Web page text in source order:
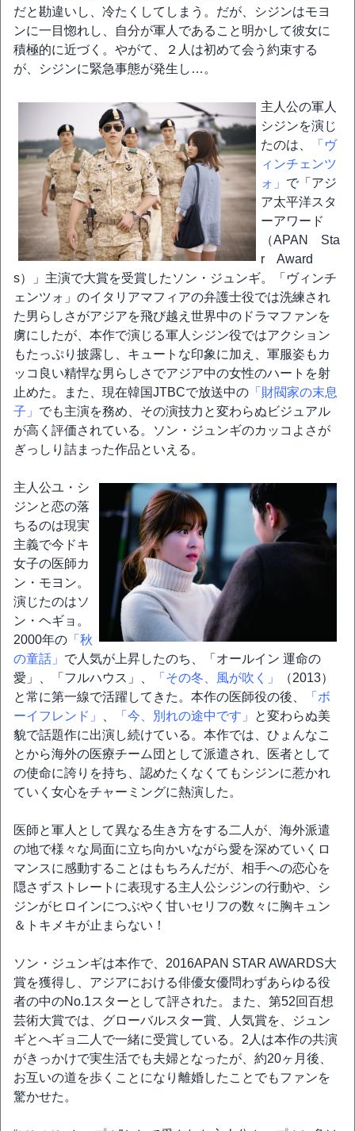
だと勘違いし、冷たくしてしまう。だが、シジンはモヨ
ンに一目惚れし、自分が軍人であること明かして彼女に
積極的に近づく。やがて、２人は初めて会う約束する
が、シジンに緊急事態が発生し…。
主人公の軍人
シジンを演じ
たのは、
「ヴ
ィンチェンツ
ォ」 で「アジ
ア太平洋スタ
ーアワード
（APAN Sta
r Award
s）」主演で大賞を受賞したソン・ジュンギ。「ヴィンチ
ェンツォ」のイタリアマフィアの弁護士役では洗練され
た男らしさがアジアを飛び越え世界中のドラマファンを
虜にしたが、本作で演じる軍人シジン役ではアクション
もたっぷり披露し、キュートな印象に加え、軍服姿もカ
ッコ良い精悍な男らしさでアジア中の女性のハートを射
止めた。また、現在韓国JTBCで放送中の 「財閥家の末息
子」 でも主演を務め、その演技力と変わらぬビジュアル
が高く評価されている。ソン・ジュンギのカッコよさが
ぎっしり詰まった作品といえる。
主人公ユ・シ
ジンと恋の落
ちるのは現実
主義で今ドキ
女子の医師カ
ン・モヨン。
演じたのはソ
ン・ヘギョ。
2000年の 「秋
の童話」 で人気が上昇したのち、「オールイン 運命の
愛」、「フルハウス」、
「その冬、風が吹く」
（2013）
と常に第一線で活躍してきた。本作の医師役の後、
「ボ
ーイフレンド」
「今、別れの途中です」
と変わらぬ美
貌で話題作に出演し続けている。本作では、ひょんなこ
とから海外の医療チーム団として派遣され、医者として
の使命に誇りを持ち、認めたくなくてもシジンに惹かれ
ていく女心をチャーミングに熱演した。
医師と軍人として異なる生き方をする二人が、海外派遣
の地で様々な局面に立ち向かいながら愛を深めていくロ
マンスに感動することはもちろんだが、相手への恋心を
隠さずストレートに表現する主人公シジンの行動や、シ
ジンがヒロインにつぶやく甘いセリフの数々に胸キュン
＆トキメキが止まらない！
ソン・ジュンギは本作で、2016APAN STAR AWARDS大
賞を獲得し、アジアにおける俳優女優問わずあらゆる役
者の中のNo.1スターとして評された。また、第52回百想
芸術大賞では、グローバルスター賞、人気賞を、ジュン
ギとへギョ二人で一緒に受賞している。2人は本作の共演
がきっかけで実生活でも夫婦となったが、約20ヶ月後、
お互いの道を歩くことになり離婚したことでもファンを
驚かせた。